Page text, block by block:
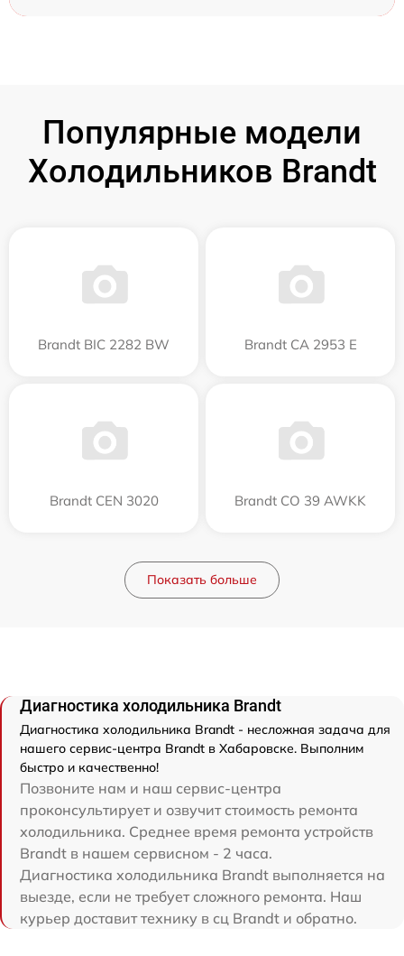
Популярные модели
Холодильников Brandt
Brandt BIC 2282 BW Brandt CA 2953 E
Brandt CEN 3020 Brandt CO 39 AWKK
Показать больше
Диагностика холодильника Brandt
Диагностика холодильника Brandt - несложная задача для
нашего сервис-центра Brandt в Хабаровске. Выполним
быстро и качественно!
Позвоните нам и наш сервис-центра
проконсультирует и озвучит стоимость ремонта
холодильника. Среднее время ремонта устройств
Brandt в нашем сервисном - 2 часа.
Диагностика холодильника Brandt выполняется на
выезде, если не требует сложного ремонта. Наш
курьер доставит технику в сц Brandt и обратно.